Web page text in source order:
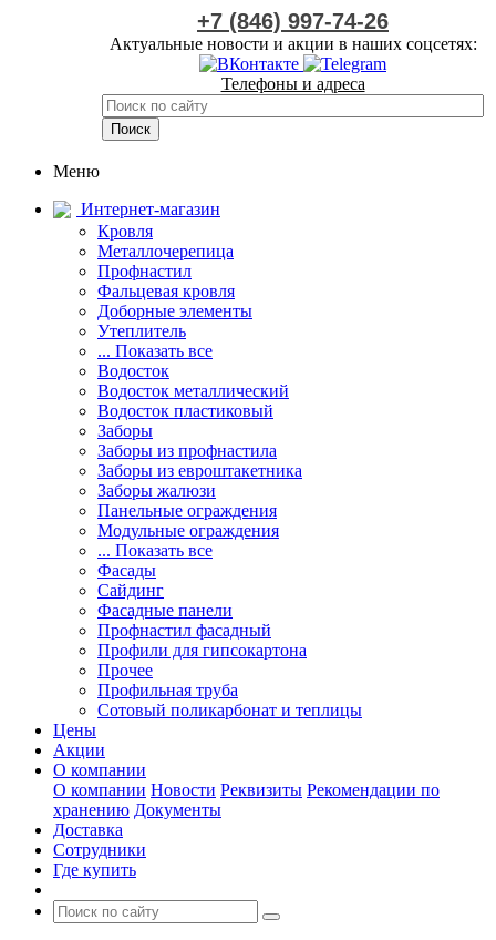
+7 (846) 997-74-26
Актуальные новости и акции в наших соцсетях:
Телефоны и адреса
Меню
Интернет-магазин
Кровля
Металлочерепица
Профнастил
Фальцевая кровля
Доборные элементы
Утеплитель
... Показать все
Водосток
Водосток металлический
Водосток пластиковый
Заборы
Заборы из профнастила
Заборы из евроштакетника
Заборы жалюзи
Панельные ограждения
Модульные ограждения
... Показать все
Фасады
Сайдинг
Фасадные панели
Профнастил фасадный
Профили для гипсокартона
Прочее
Профильная труба
Сотовый поликарбонат и теплицы
Цены
Акции
О компании
О компании Новости Реквизиты Рекомендации по
хранению Документы
Доставка
Сотрудники
Где купить